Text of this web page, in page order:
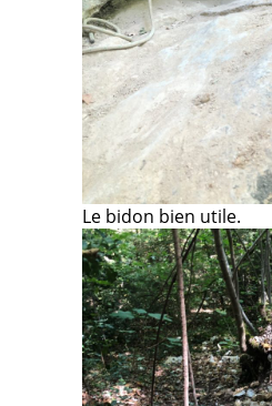
Le bidon bien utile.